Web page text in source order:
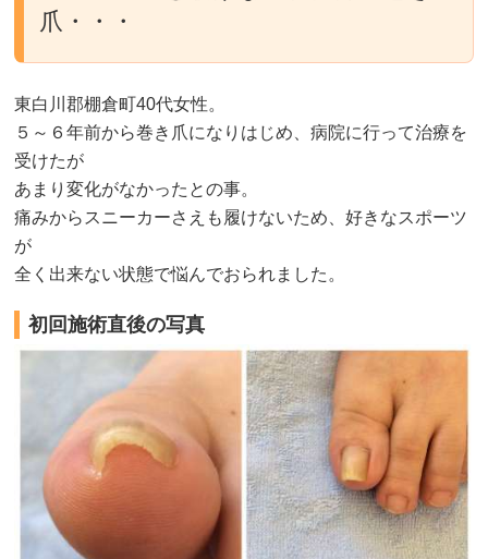
爪・・・
東白川郡棚倉町40代女性。
５～６年前から巻き爪になりはじめ、病院に行って治療を
受けたが
あまり変化がなかったとの事。
痛みからスニーカーさえも履けないため、好きなスポーツ
が
全く出来ない状態で悩んでおられました。
初回施術直後の写真